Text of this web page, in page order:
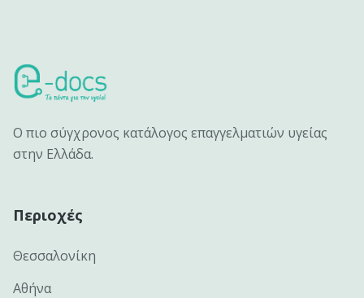
Ο πιο σύγχρονος κατάλογος επαγγελματιών υγείας
στην Ελλάδα.
Περιοχές
Θεσσαλονίκη
Αθήνα